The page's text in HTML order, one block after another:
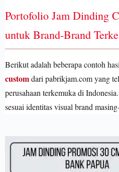
Portofolio Jam Dinding
untuk Brand-Brand
Berikut adalah beberapa contoh
customdari pabrikjam.com yang
perusahaan terkemuka di
sesuai identitas visual brand